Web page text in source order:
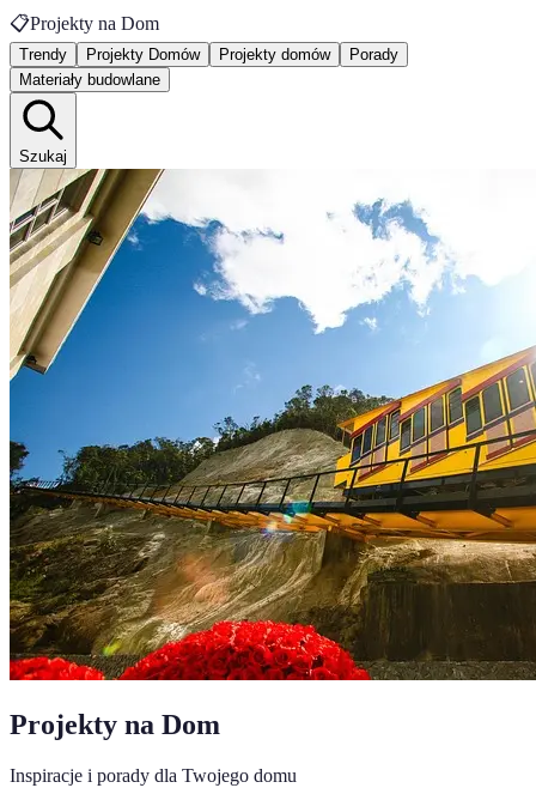
📋Projekty na Dom
Trendy Projekty Domów Projekty domów
Porady
Materiały budowlane
Szukaj
Projekty na Dom
Inspiracje i porady dla Twojego domu